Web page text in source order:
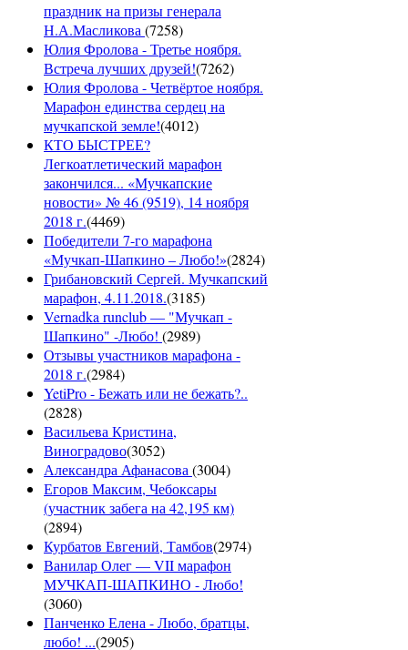
праздник на призы генерала
Н.А.Масликова(7258)
Юлия Фролова - Третье ноября.
Встреча лучших друзей!(7262)
Юлия Фролова - Четвёртое ноября.
Марафон единства сердец на
мучкапской земле!(4012)
КТО БЫСТРЕЕ?
Легкоатлетический марафон
закончился... «Мучкапские
новости» № 46 (9519), 14 ноября
2018 г.(4469)
Победители 7-го марафона
«Мучкап-Шапкино – Любо!»(2824)
Грибановский Сергей. Мучкапский
марафон, 4.11.2018.(3185)
Vernadka runclub — "Мучкап -
Шапкино" -Любо! (2989)
Отзывы участников марафона -
2018 г.(2984)
YetiPro - Бежать или не бежать?..
(2828)
Васильева Кристина,
Виноградово(3052)
Александра Афанасова(3004)
Егоров Максим, Чебоксары
(участник забега на 42,195 км)
(2894)
Курбатов Евгений, Тамбов(2974)
Ванилар Олег — VII марафон
МУЧКАП-ШАПКИНО - Любо!
(3060)
Панченко Елена - Любо, братцы,
любо! ...(2905)